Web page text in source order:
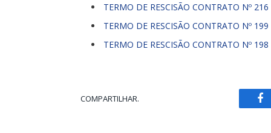
TERMO DE RESCISÃO CONTRATO Nº 216
TERMO DE RESCISÃO CONTRATO Nº 199
TERMO DE RESCISÃO CONTRATO Nº 198
COMPARTILHAR.